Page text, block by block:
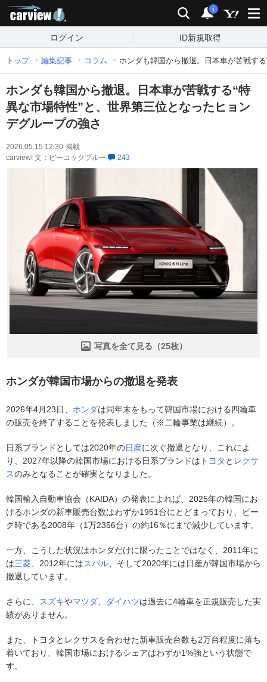
検索 通知
i
ログイン ID新規取得
トップ 編集記事 コラム ホンダも韓国から撤退。日本車が苦戦す
ホンダも韓国から撤退。日本車が苦戦する“特
異な市場特性”と、世界第三位となったヒョン
デグループの強さ
2026.05.15 12:30 掲載
carview! 文：ピーコックブルー
243
写真を全て見る（25枚）
ホンダが韓国市場からの撤退を発表
2026年4月23日、 ホンダは同年末をもって韓国市場における四輪車
の販売を終了することを発表しました（※二輪事業は継続）。
日系ブランドとしては2020年の日産に次ぐ撤退となり、これによ
り、2027年以降の韓国市場における日系ブランドは トヨタ と レクサ
スのみとなることが確実となりました。
韓国輸入自動車協会（KAIDA）の発表によれば、2025年の韓国にお
けるホンダの新車販売台数はわずか1951台にとどまっており、ピー
ク時である2008年（1万2356台）の約16％にまで減少しています。
一方、こうした状況はホンダだけに限ったことではなく、2011年に
は三菱 、2012年にはスバル 、そして2020年には日産が韓国市場から
撤退しています。
さらに、 スズキやマツダ ダイハツは過去に4輪車を正規販売した実
績がありません。
また、トヨタとレクサスを合わせた新車販売台数も2万台程度に落ち
着いており、韓国市場におけるシェアはわずか1%強という状態で
す。